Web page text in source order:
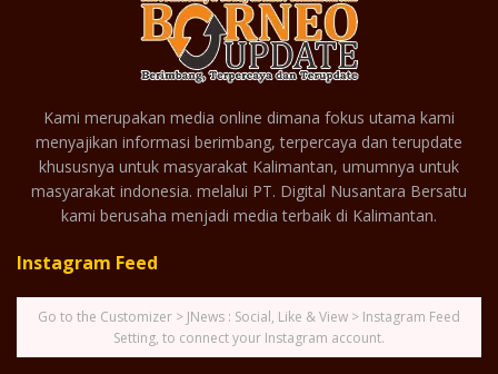
Kami merupakan media online dimana fokus utama kami
menyajikan informasi berimbang, terpercaya dan terupdate
khususnya untuk masyarakat Kalimantan, umumnya untuk
masyarakat indonesia. melalui PT. Digital Nusantara Bersatu
kami berusaha menjadi media terbaik di Kalimantan.
Instagram Feed
Go to the Customizer > JNews : Social, Like & View > Instagram Feed
Setting, to connect your Instagram account.